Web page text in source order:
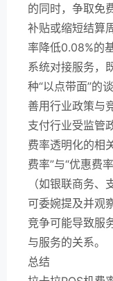
的同时，争取免
补贴或缩短结算
率降低0.08%的
系统对接服务，
种“以点带面”的
善用行业政策与
支付行业受监管
费率透明化的相
费率”与“优惠费
（如银联商务、
可委婉提及并观
竞争可能导致服
与服务的关系。
总结